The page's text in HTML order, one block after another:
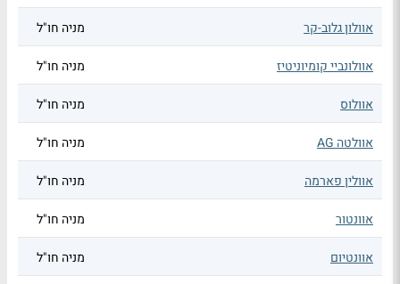
אוולון גלוב-קר מניה חו"ל
אוולונביי קומיוניטיז מניה חו"ל
אוולוס מניה חו"ל
אוולטה AG מניה חו"ל
אוולין פארמה מניה חו"ל
אוונטור מניה חו"ל
אוונטיום מניה חו"ל